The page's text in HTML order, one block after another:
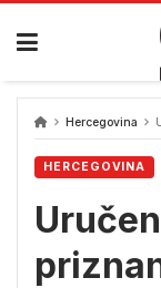
Skip
content
Hercegovina
HERCEGOVINA